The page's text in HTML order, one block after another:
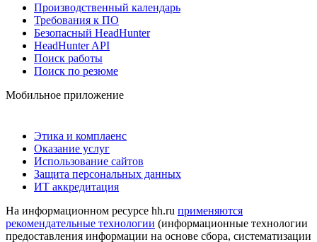
Производственный календарь
Требования к ПО
Безопасный HeadHunter
HeadHunter API
Поиск работы
Поиск по резюме
Мобильное приложение
Этика и комплаенс
Оказание услуг
Использование сайтов
Защита персональных данных
ИТ аккредитация
На информационном ресурсе hh.ru применяются
рекомендательные технологии (информационные технологии
предоставления информации на основе сбора, систематизации